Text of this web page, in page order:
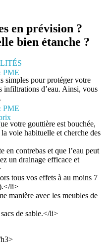
PME
PME
en prévision ?
bien étanche ?
simples pour protéger votre
infiltrations d’eau. Ainsi, vous
votre gouttière est bouchée,
voie habituelle et cherche des
en contrebas et que l’eau peut
un drainage efficace et
tous vos effets à au moins 7
li>
manière avec les meubles de
de sable.</li>